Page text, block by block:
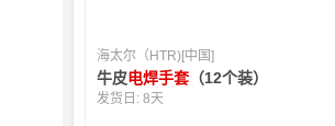
海太尔（HTR)[中国]
牛皮电焊手套 （12个装）
发货日:8天